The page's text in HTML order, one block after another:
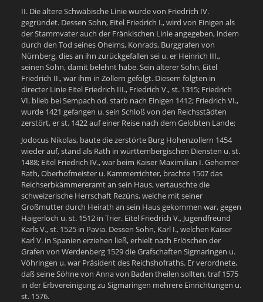
II. Die ältere Schwäbische Linie wurde von Friedrich IV.
gegründet. Dessen Sohn, Eitel Friedrich I., wird von Einigen als
der Stammvater auch der Fränkischen Linie angegeben, indem
durch den Tod seines Oheims, Konrads, Burggrafen von
Nürnberg, dies an ihn zurückgefallen sei u. er Heinrich III.,
seinen Sohn, damit belehnt habe. Sein älterer Sohn, Eitel
Friedrich II., war ihm in Zollern gefolgt. Diesem folgten in
directer Linie Eitel Friedrich III., Friedrich V., st. 1315; Friedrich
VI. blieb bei Sempach od. starb nach Einigen 1412; Friedrich VI.,
wurde 1421 gefangen u. sein Schloß von den Reichsstädten
zerstört, er st. 1422 auf einer Reise nach dem Gelobten Lande;
Jodocus Nikolas, baute die zerstörte Burg Hohenzollern 1454
wieder auf, stand als Rath in württembergischen Diensten u. st.
1488; Eitel Friedrich IV., war beim Kaiser Maximilian I. Geheimer
Rath, Oberhofmeister u. Kammerrichter, brachte 1507 das
Reichserbkämmereramt an sein Haus, vertauschte die
schweizerische Herrschaft Rezüns, welche mit seiner
Großmutter durch Heirath an sein Haus gekommen war, gegen
Haigerloch u. st. 1512 in Trier. Eitel Friedrich V., Jugendfreund
Karls V., st. 1525 in Pavia. Dessen Sohn, Karl I., welchen Kaiser
Karl V. in Spanien erziehen ließ, erhielt nach Erlöschen der
Grafen von Werdenberg 1529 die Grafschaften Sigmaringen u.
Vöhringen u. war Präsident des Reichshofraths. Er verordnete,
daß seine Söhne von Anna von Baden theilen sollten, traf 1575
in der Erbvereinigung zu Sigmaringen mehrere Einrichtungen u.
st. 1576.